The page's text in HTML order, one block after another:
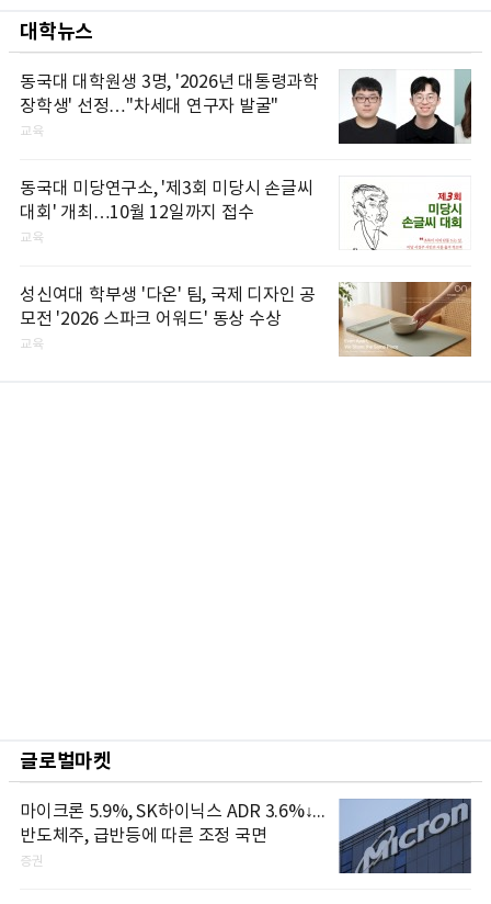
대학뉴스
동국대 대학원생 3명, '2026년 대통령과학
장학생' 선정…"차세대 연구자 발굴"
교육
동국대 미당연구소, '제3회 미당시 손글씨
대회' 개최…10월 12일까지 접수
교육
성신여대 학부생 '다온' 팀, 국제 디자인 공
모전 '2026 스파크 어워드' 동상 수상
교육
글로벌마켓
마이크론 5.9%, SK하이닉스 ADR 3.6%↓...
반도체주, 급반등에 따른 조정 국면
증권